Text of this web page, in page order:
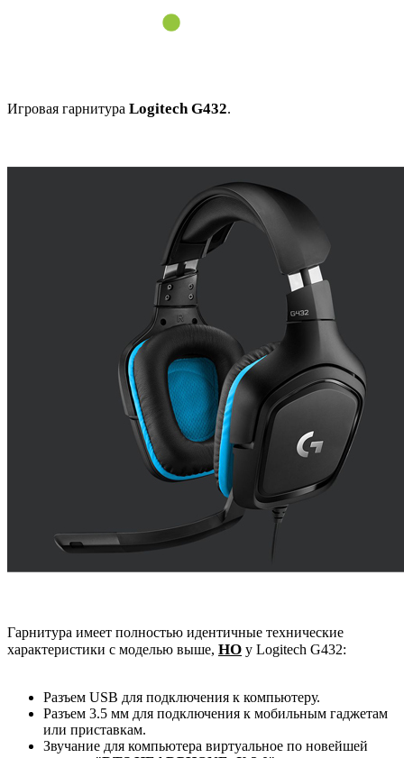
Игровая гарнитура Logitech G432.
Гарнитура имеет полностью идентичные технические
характеристики с моделью выше, НО у Logitech G432:
Разъем USB для подключения к компьютеру.
Разъем 3.5 мм для подключения к мобильным гаджетам
или приставкам.
Звучание для компьютера виртуальное по новейшей